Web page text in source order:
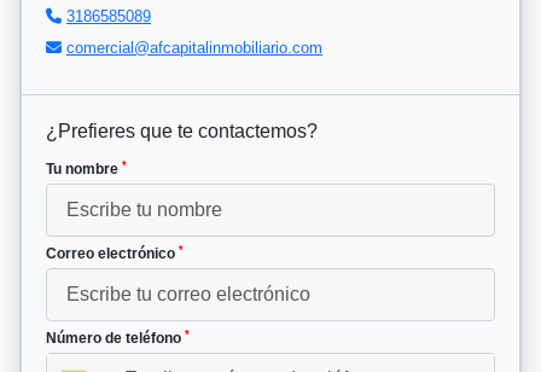
3186585089
comercial@afcapitalinmobiliario.com
¿Prefieres que te contactemos?
Tu nombre *
Correo electrónico *
Número de teléfono *